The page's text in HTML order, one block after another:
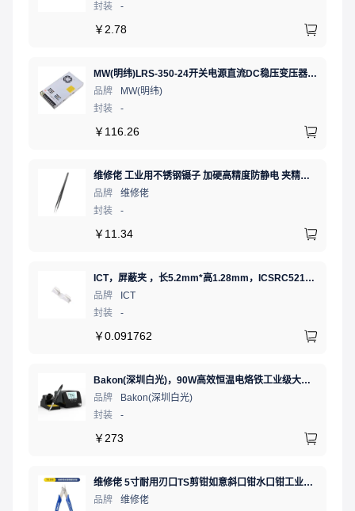
封装
-
￥ 2.78
MW(明纬)LRS-350-24开关电源直流DC稳压变压器监控24V 14.6A
品牌
MW(明纬)
封装
-
￥ 116.26
维修佬 工业用不锈钢镊子 加硬高精度防静电 夹精密电子元件弯细尖头电子专用夹子弯嘴镊子燕窝挑毛工具
品牌
维修佬
封装
-
￥ 11.34
ICT，屏蔽夹 ，长5.2mm*高1.28mm，ICSRC52128SFR
品牌
ICT
封装
-
￥0.091762
Bakon(深圳白光)，90W高效恒温电烙铁工业级大功率数显可调温无铅智能电烙铁，BK90（新老款交替发货）
品牌
Bakon(深圳白光)
封装
-
￥ 273
维修佬 5寸耐用刃口TS剪钳如意斜口钳水口钳工业级电工钳刀钳子
品牌
维修佬